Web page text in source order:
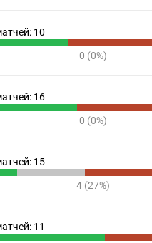
10
0 (0%)
16
0 (0%)
15
4 (27%)
11